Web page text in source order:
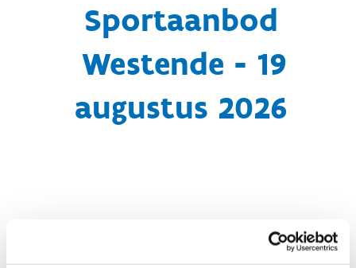
Sportaanbod
Westende - 19
augustus 2026